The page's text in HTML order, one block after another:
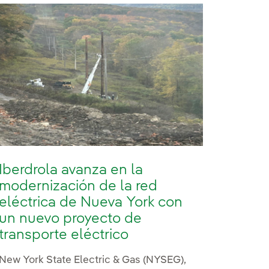
avanza en la
de la red
de Nueva York con
nuevo proyecto de
eléctrico
York State Electric & Gas (NYSEG),